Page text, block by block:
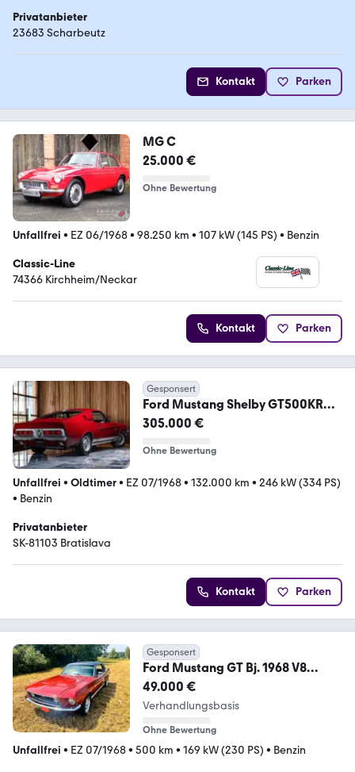
Privatanbieter
23683 Scharbeutz
Kontakt Parken
MG C
25.000 €
Ohne Bewertung
Unfallfrei • EZ 06/1968• 98.250 km • 107 kW (145 PS) • Benzin
Classic-Line
74366 Kirchheim/Neckar
Kontakt Parken
Gesponsert
Ford Mustang Shelby GT500KR
king of road
305.000 €
Ohne Bewertung
Unfallfrei • Oldtimer• EZ 07/1968• 132.000 km • 246 kW (334 PS)
• Benzin
Privatanbieter
SK-81103 Bratislava
Kontakt Parken
Gesponsert
Ford Mustang GT Bj. 1968 V8
Motor NEU
49.000 €
Verhandlungsbasis
Ohne Bewertung
Unfallfrei • EZ 07/1968• 500 km • 169 kW (230 PS) • Benzin